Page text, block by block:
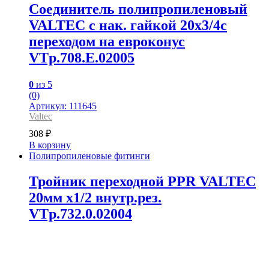
Соединитель полипропиленовый
VALTEC с нак. гайкой 20х3/4c
переходом на евроконус
VTp.708.E.02005
0 из 5
(0)
Артикул: 111645
Valtec
308 ₽
В корзину
Полипропиленовые фитинги
Тройник переходной PPR VALTEC
20мм х1/2 внутр.рез.
VTp.732.0.02004